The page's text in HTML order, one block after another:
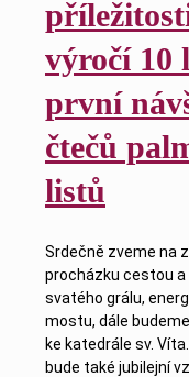
výročí 10
první
čtečů
listů
Srdečně zveme na
procházku cestou a
svatého grálu,
mostu, dále
ke katedrále sv.
bude také jubilejní